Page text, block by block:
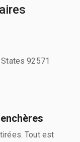
92571
Tout est